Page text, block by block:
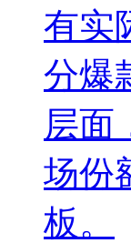
有实
分爆
层面
场份
板。